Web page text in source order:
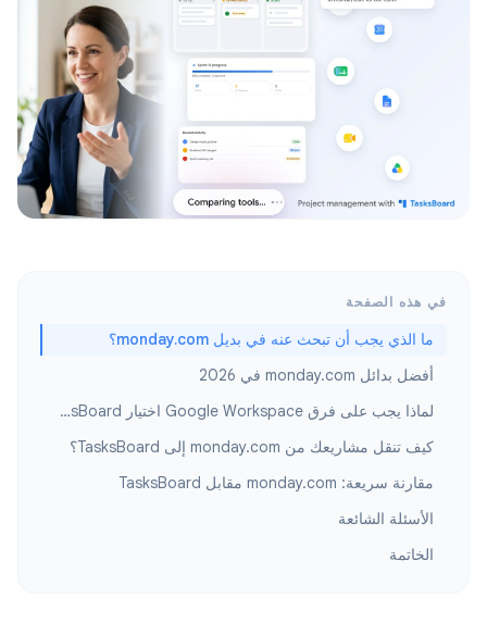
في هذه الصفحة
ما الذي يجب أن تبحث عنه في بديل monday.com؟
أفضل بدائل monday.com في 2026
لماذا يجب على فرق Google Workspace اختيار TasksBoard؟
كيف تنقل مشاريعك من monday.com إلى TasksBoard؟
مقارنة سريعة: monday.com مقابل TasksBoard
الأسئلة الشائعة
الخاتمة